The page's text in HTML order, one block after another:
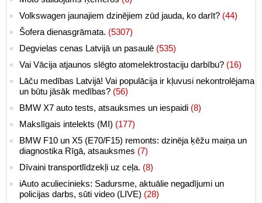
Volkswagen jaunajiem dzinējiem zūd jauda, ko darīt? (44)
Šofera dienasgrāmata. (5307)
Degvielas cenas Latvijā un pasaulē (535)
Vai Vācija atjaunos slēgto atomelektrostaciju darbību? (16)
Lāču medības Latvijā! Vai populācija ir kļuvusi nekontrolējama
un būtu jāsāk medības? (56)
BMW X7 auto tests, atsauksmes un iespaidi (8)
Makslīgais intelekts (MI) (177)
BMW F10 un X5 (E70/F15) remonts: dzinēja ķēžu maiņa un
diagnostika Rīgā, atsauksmes (7)
Dīvaini transportlīdzekļi uz ceļa. (8)
iAuto aculiecinieks: Sadursme, aktuālie negadījumi un
policijas darbs, sūti video (LIVE) (28)